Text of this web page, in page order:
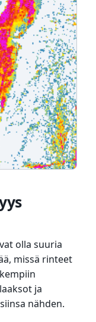
olla suuria
missä rinteet
ja
nähden.